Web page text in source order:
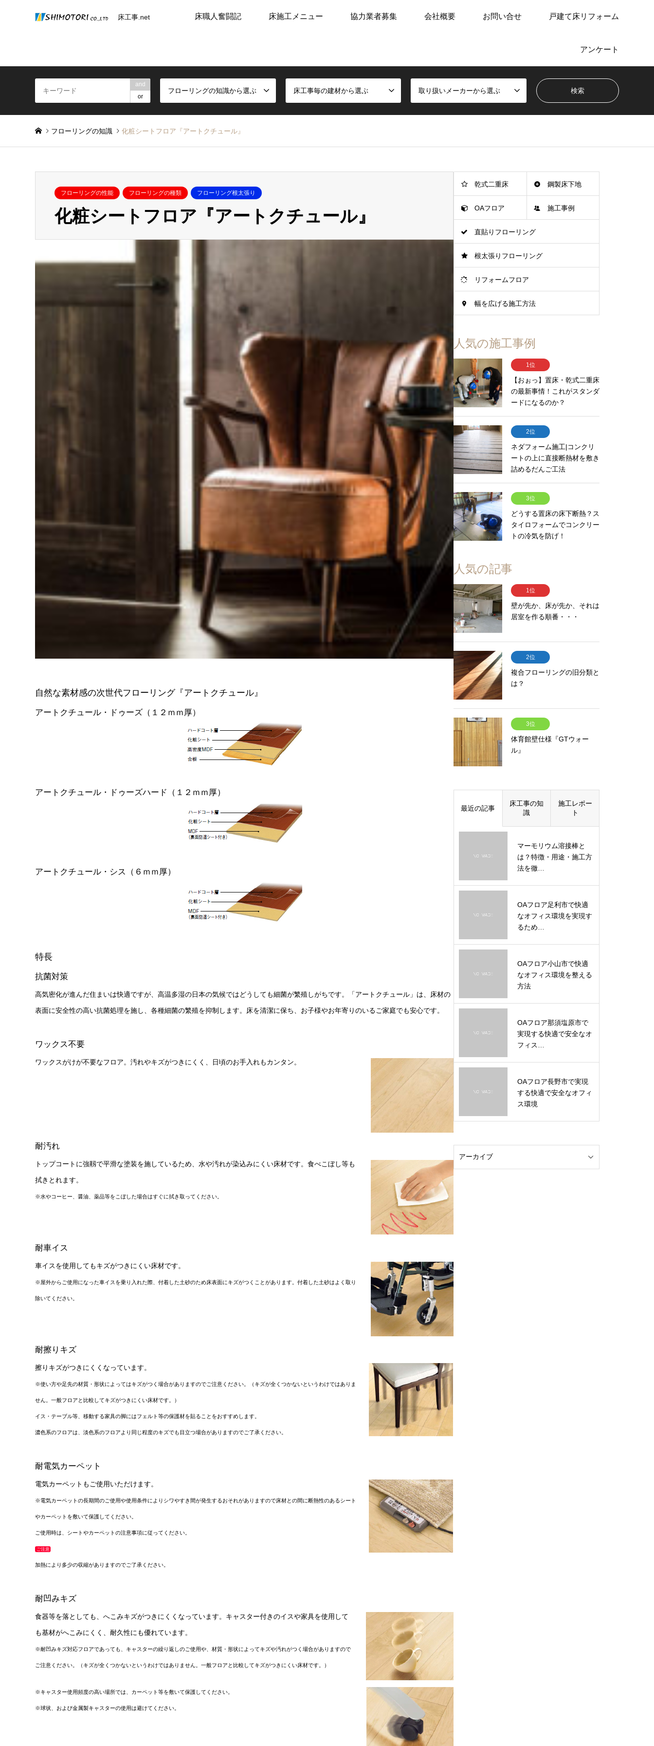
床工事.net 床職人奮闘記 床施工メニュー 協力業者募集 会社概要 お問い合せ 戸建て床リフォーム
アンケート
and
or
フローリングの知識から選ぶ 床工事毎の建材から選ぶ 取り扱いメーカーから選ぶ
フローリングの知識 化粧シートフロア『アートクチュール』
フローリングの性能 フローリングの種類 フローリング根太張り
化粧シートフロア『アートクチュール』
自然な素材感の次世代フローリング『アートクチュール』
アートクチュール・ドゥーズ（１２ｍｍ厚）
アートクチュール・ドゥーズハード（１２ｍｍ厚）
アートクチュール・シス（６ｍｍ厚）
特長
抗菌対策
高気密化が進んだ住まいは快適ですが、高温多湿の日本の気候ではどうしても細菌が繁殖しがちです。「アートクチュール」は、床材の
表面に安全性の高い抗菌処理を施し、各種細菌の繁殖を抑制します。床を清潔に保ち、お子様やお年寄りのいるご家庭でも安心です。
ワックス不要
ワックスがけが不要なフロア。汚れやキズがつきにくく、日頃のお手入れもカンタン。
耐汚れ
トップコートに強靱で平滑な塗装を施しているため、水や汚れが染込みにくい床材です。食べこぼし等も
拭きとれます。
※水やコーヒー、醤油、薬品等をこぼした場合はすぐに拭き取ってください。
耐車イス
車イスを使用してもキズがつきにくい床材です。
※屋外からご使用になった車イスを乗り入れた際、付着した土砂のため床表面にキズがつくことがあります。付着した土砂はよく取り
除いてください。
耐擦りキズ
擦りキズがつきにくくなっています。
※使い方や足先の材質・形状によってはキズがつく場合がありますのでご注意ください。（キズが全くつかないというわけではありま
せん。一般フロアと比較してキズがつきにくい床材です。）
イス・テーブル等、移動する家具の脚にはフェルト等の保護材を貼ることをおすすめします。
濃色系のフロアは、淡色系のフロアより同じ程度のキズでも目立つ場合がありますのでご了承ください。
耐電気カーペット
電気カーペットもご使用いただけます。
※電気カーペットの長期間のご使用や使用条件によりシワやすき間が発生するおそれがありますので床材との間に断熱性のあるシート
やカーペットを敷いて保護してください。
ご使用時は、シートやカーペットの注意事項に従ってください。
ご注意
加熱により多少の収縮がありますのでご了承ください。
耐凹みキズ
食器等を落としても、へこみキズがつきにくくなっています。キャスター付きのイスや家具を使用して
も基材がへこみにくく、耐久性にも優れています。
※耐凹みキズ対応フロアであっても、キャスターの繰り返しのご使用や、材質・形状によってキズや汚れがつく場合がありますので
ご注意ください。（キズが全くつかないというわけではありません。一般フロアと比較してキズがつきにくい床材です。）
※キャスター使用頻度の高い場所では、カーペット等を敷いて保護してください。
※球状、および金属製キャスターの使用は避けてください。
乾式二重床 鋼製床下地
OAフロア 施工事例
直貼りフローリング
根太張りフローリング
リフォームフロア
幅を広げる施工方法
人気の施工事例
1位
【おぉっ】置床・乾式二重床
の最新事情！これがスタンダ
ードになるのか？
2位
ネダフォーム施工|コンクリ
ートの上に直接断熱材を敷き
詰めるだんご工法
3位
どうする置床の床下断熱？ス
タイロフォームでコンクリー
トの冷気を防げ！
人気の記事
1位
壁が先か、床が先か、それは
居室を作る順番・・・
2位
複合フローリングの旧分類と
は？
3位
体育館壁仕様『GTウォー
ル』
最近の記事
床工事の知
識
施工レポー
ト
マーモリウム溶接棒と
は？特徴・用途・施工方
法を徹…
OAフロア足利市で快適
なオフィス環境を実現す
るため…
OAフロア小山市で快適
なオフィス環境を整える
方法
OAフロア那須塩原市で
実現する快適で安全なオ
フィス…
OAフロア長野市で実現
する快適で安全なオフィ
ス環境